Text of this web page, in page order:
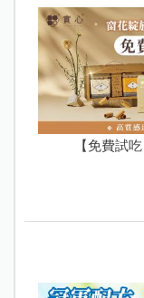
【免費試